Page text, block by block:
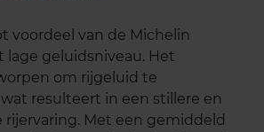
voordeel van de Michelin
lage geluidsniveau. Het
om rijgeluid te
resulteert in een stillere en
rijervaring. Met een gemiddeld